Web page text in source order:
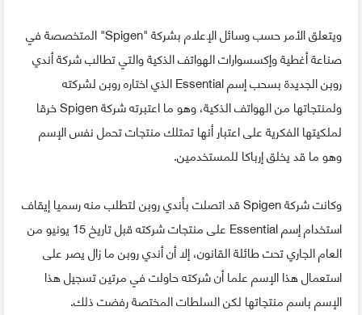
ويتعلق الأمر حسب وسائل الإعلام بشركة "Spigen" المتخصصة في
صناعة أغطية وإكسسوارات الهواتف الذكية والتي تطالب شركة أندي
روبن الجديدة بسحب إسم Essential الذي اختاره روبن لشركته
ولمنتجاتها من الهواتف الذكية، وهو ما اعتبرته شركة Spigen خرقا
لملكيتها الفكرية على اعتبار أنها تمتلك منتجات تحمل نفس الإسم
وهو ما قد يخلق إرباكا للمستخدمين.
وكانت شركة Spigen قد اتصلت بأندي روبن لتطلب منه رسميا إيقاف
استخدام إسم Essential على منتجات شركته قبل تاريخ 15 يونيو من
العام الجاري تحت طائلة القانون، إلا أن أندي روبن ما زال يصر على
استعمال هذا الإسم علما أن شركته حاولت في مرتين تسجيل هذا
الإسم باسم منتجاتها لكن السلطات المختصة رفضت ذلك.